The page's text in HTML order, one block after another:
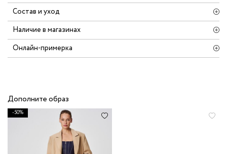
Состав и уход
Наличие в магазинах
Онлайн-примерка
Дополните образ
-50%